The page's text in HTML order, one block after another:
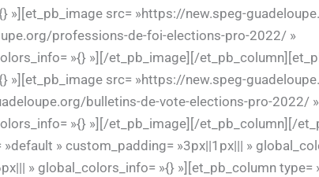
»][et_pb_image src= »https://new.speg-
professions-de-foi-elections-pro-2022/ »
»{} »][/et_pb_image][/
»][et_pb_image src= »https://new.speg-
bulletins-de-vote-elections-pro-2022/ »
»{} »][/et_pb_image][/et_pb_column][/
» custom_padding= »3px||1px||| »
» global_colors_info= »{} »][et_pb_column type=